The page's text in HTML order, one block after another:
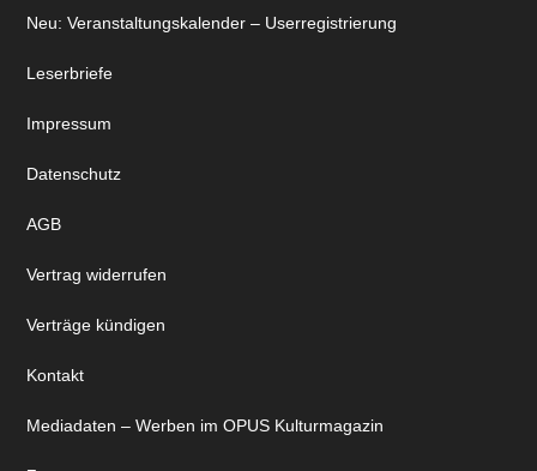
Neu: Veranstaltungskalender – Userregistrierung
Leserbriefe
Impressum
Datenschutz
AGB
Vertrag widerrufen
Verträge kündigen
Kontakt
Mediadaten – Werben im OPUS Kulturmagazin